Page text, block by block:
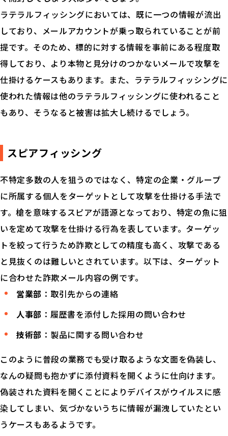
ラテラルフィッシングにおいては、既に一つの情報が流出
しており、メールアカウントが乗っ取られていることが前
提です。そのため、標的に対する情報を事前にある程度取
得しており、より本物と見分けのつかないメールで攻撃を
仕掛けるケースもあります。また、ラテラルフィッシングに
使われた情報は他のラテラルフィッシングに使われること
もあり、そうなると被害は拡大し続けるでしょう。
スピアフィッシング
不特定多数の人を狙うのではなく、特定の企業・グループ
に所属する個人をターゲットとして攻撃を仕掛ける手法で
す。槍を意味するスピアが語源となっており、特定の魚に狙
いを定めて攻撃を仕掛ける行為を表しています。ターゲッ
トを絞って行うため詐欺としての精度も高く、攻撃である
と見抜くのは難しいとされています。以下は、ターゲット
に合わせた詐欺メール内容の例です。
営業部 ：取引先からの連絡
人事部 ：履歴書を添付した採用の問い合わせ
技術部 ：製品に関する問い合わせ
このように普段の業務でも受け取るような文面を偽装し、
なんの疑問も抱かずに添付資料を開くように仕向けます。
偽装された資料を開くことによりデバイスがウイルスに感
染してしまい、気づかないうちに情報が漏洩していたとい
うケースもあるようです。